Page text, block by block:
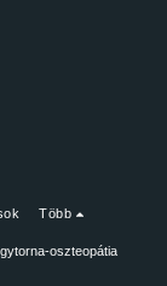
Több
oszteopátia